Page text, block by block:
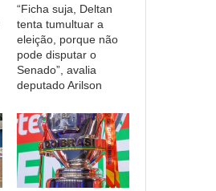
“Ficha suja, Deltan
tenta tumultuar a
eleição, porque não
pode disputar o
Senado”, avalia
deputado Arilson